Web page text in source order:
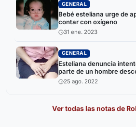
GENERAL
Bebé esteliana urge de
contar con oxígeno
31 ene. 2023
GENERAL
Esteliana denuncia
parte de un hombre
25 ago. 2022
Ver todas las notas de